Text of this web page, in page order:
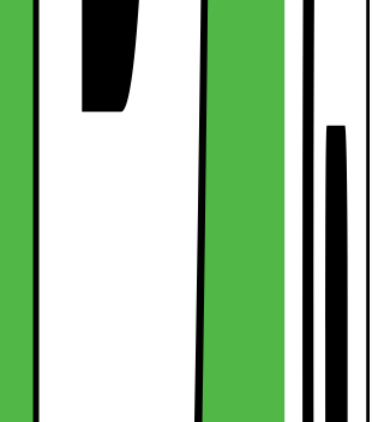
serie)
S25
og
om generel produktsikkerhed og